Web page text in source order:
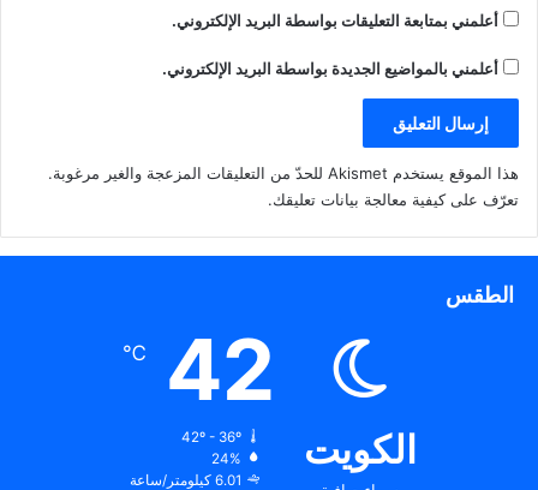
أعلمني بمتابعة التعليقات بواسطة البريد الإلكتروني.
أعلمني بالمواضيع الجديدة بواسطة البريد الإلكتروني.
هذا الموقع يستخدم Akismet للحدّ من التعليقات المزعجة والغير مرغوبة.
تعرّف على كيفية معالجة بيانات تعليقك.
الطقس
الكويت
42
℃
42º - 36º
24%
6.01 كيلومتر/ساعة